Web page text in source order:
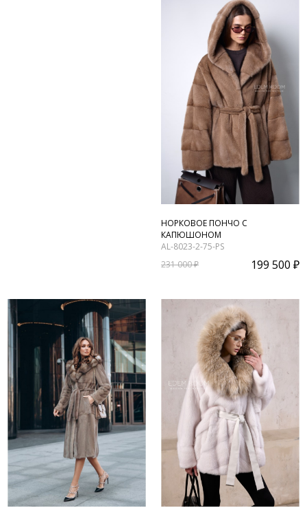
НОРКОВОЕ ПОНЧО С
КАПЮШОНОМ
AL-8023-2-75-PS
231 000 ₽
199 500 ₽